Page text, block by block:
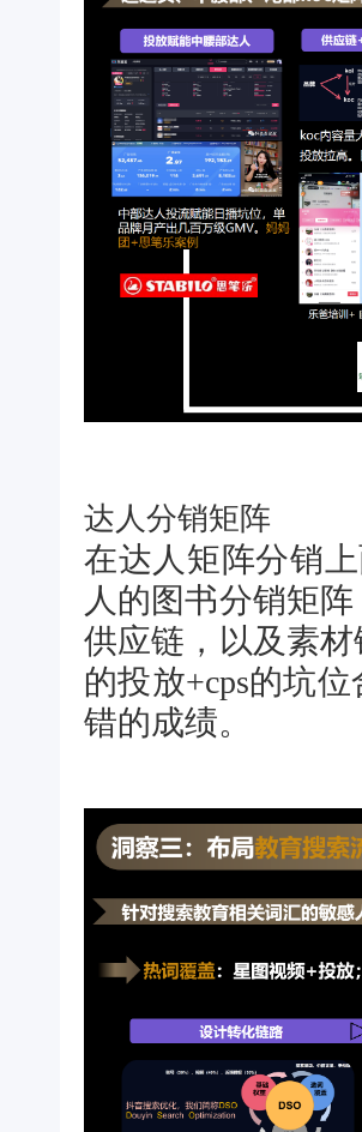
达人分销矩阵
在达人矩阵分销
人的图书分销矩
供应链，以及素
的投放+cps的坑
错的成绩。